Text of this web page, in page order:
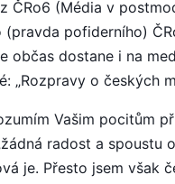
ČRo6 (Média v
(pravda pofiderního)
občas dostane i na
„Rozpravy o českých
Vašim pocitům
radost a spoustu
je. Přesto jsem však